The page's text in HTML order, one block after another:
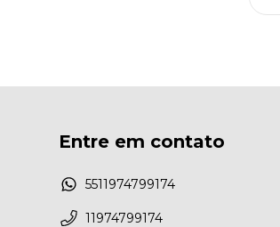
Entre em contato
5511974799174
11974799174